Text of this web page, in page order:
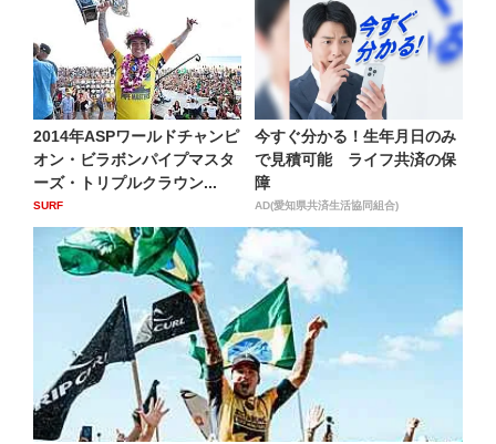
2014年ASPワールドチャンピ
オン・ビラボンパイプマスタ
ーズ・トリプルクラウン...
SURF
今すぐ分かる！生年月日のみ
で見積可能 ライフ共済の保
障
AD(愛知県共済生活協同組合)